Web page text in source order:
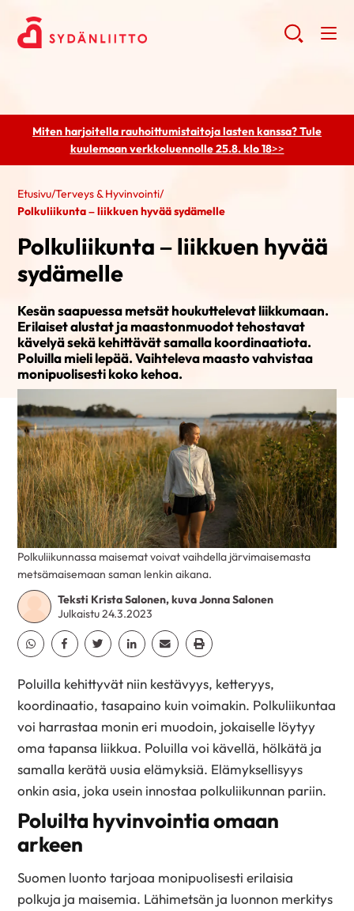
Miten harjoitella rauhoittumistaitoja lasten kanssa? Tule
kuulemaanverkkoluennolle 25.8. klo 18>>
Etusivu/Terveys & Hyvinvointi/
Polkuliikunta – liikkuen hyvää sydämelle
Polkuliikunta – liikkuen hyvää
sydämelle
Kesän saapuessa metsät houkuttelevat liikkumaan.
Erilaiset alustat ja maastonmuodot tehostavat
kävelyä sekä kehittävät samalla koordinaatiota.
Poluilla mieli lepää. Vaihteleva maasto vahvistaa
monipuolisesti koko kehoa.
Teksti Krista Salonen, kuva Jonna Salonen
Julkaistu 24.3.2023
Jaa Whatsapp
Jaa Facebook
Jaa TwitterJaa Linkedin
Jaa EmailJaa Print
Polkuliikunnassa maisemat voivat vaihdella järvimaisemasta
metsämaisemaan saman lenkin aikana.
Poluilla kehittyvät niin kestävyys, ketteryys,
koordinaatio, tasapaino kuin voimakin. Polkuliikuntaa
voi harrastaa monin eri muodoin, jokaiselle löytyy
oma tapansa liikkua. Poluilla voi kävellä, hölkätä ja
samalla kerätä uusia elämyksiä. Elämyksellisyys
onkin asia, joka usein innostaa polkuliikunnan pariin.
Poluilta hyvinvointia omaan
arkeen
Suomen luonto tarjoaa monipuolisesti erilaisia
polkuja ja maisemia. Lähimetsän ja luonnon merkitys